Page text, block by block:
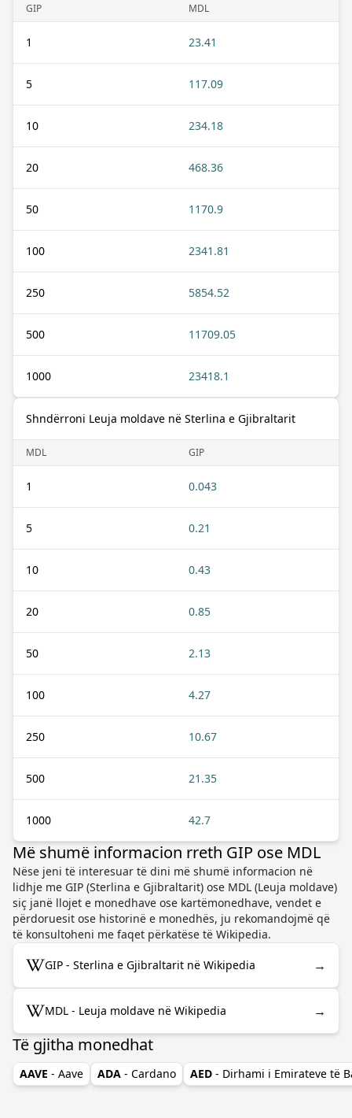
GIP MDL
1 23.41
5 117.09
10 234.18
20 468.36
50 1170.9
100 2341.81
250 5854.52
500 11709.05
1000 23418.1
Shndërroni Leuja moldave në Sterlina e Gjibraltarit
MDL GIP
1 0.043
5 0.21
10 0.43
20 0.85
50 2.13
100 4.27
250 10.67
500 21.35
1000 42.7
Më shumë informacion rreth GIP ose MDL
Nëse jeni të interesuar të dini më shumë informacion në
lidhje me GIP (Sterlina e Gjibraltarit) ose MDL (Leuja moldave)
siç janë llojet e monedhave ose kartëmonedhave, vendet e
përdoruesit ose historinë e monedhës, ju rekomandojmë që
të konsultoheni me faqet përkatëse të Wikipedia.
GIP - Sterlina e Gjibraltarit në Wikipedia →
MDL - Leuja moldave në Wikipedia →
Të gjitha monedhat
AAVE - Aave ADA - Cardano AED - Dirhami i Emirateve të